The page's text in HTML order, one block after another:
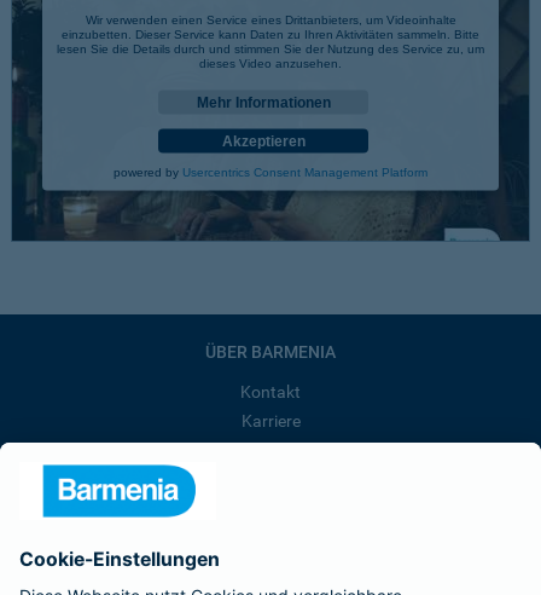
Wir verwenden einen Service eines Drittanbieters, um Videoinhalte
einzubetten. Dieser Service kann Daten zu Ihren Aktivitäten sammeln. Bitte
lesen Sie die Details durch und stimmen Sie der Nutzung des Service zu, um
dieses Video anzusehen.
Mehr Informationen
Akzeptieren
powered by Usercentrics Consent Management Platform
ÜBER BARMENIA
Kontakt
Karriere
Barmenia ist Teil der BarmeniaGothaer